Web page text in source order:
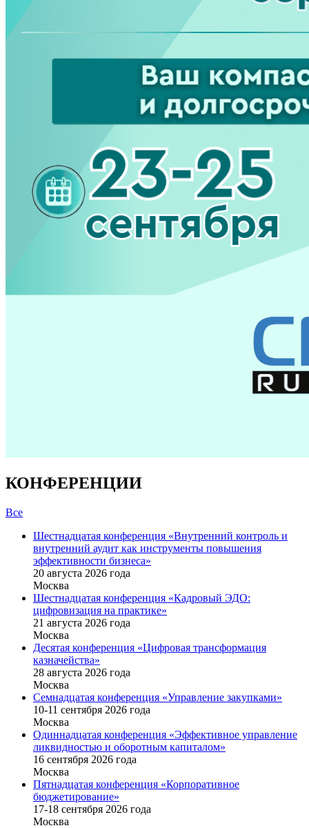
КОНФЕРЕНЦИИ
Все
Шестнадцатая конференция «Внутренний контроль и
внутренний аудит как инструменты повышения
эффективности бизнеса»
20 августа 2026 года
Москва
Шестнадцатая конференция «Кадровый ЭДО:
цифровизация на практике»
21 августа 2026 года
Москва
Десятая конференция «Цифровая трансформация
казначейства»
28 августа 2026 года
Москва
Семнадцатая конференция «Управление закупками»
10-11 сентября 2026 года
Москва
Одиннадцатая конференция «Эффективное управление
ликвидностью и оборотным капиталом»
16 cентября 2026 года
Москва
Пятнадцатая конференция «Корпоративное
бюджетирование»
17-18 сентября 2026 года
Москва